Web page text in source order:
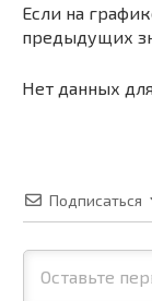
Если на
предыдущих
Нет данных
Подписаться